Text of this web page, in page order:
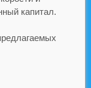
капитал.